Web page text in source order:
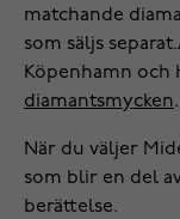
matchande
som säljs
Köpenhamn och
diamantsmycken.
När du väljer
som blir en del
berättelse.